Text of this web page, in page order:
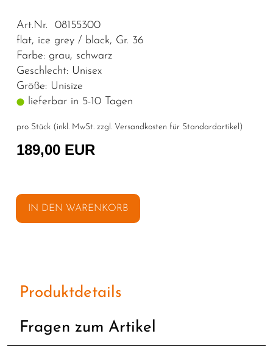
Art.Nr. 08155300
flat, ice grey / black, Gr. 36
Farbe: grau, schwarz
Geschlecht: Unisex
Größe: Unisize
lieferbar in 5-10 Tagen
pro Stück (inkl. MwSt. zzgl. Versandkosten für Standardartikel )
189,00 EUR
IN DEN WARENKORB
Produktdetails
Fragen zum Artikel